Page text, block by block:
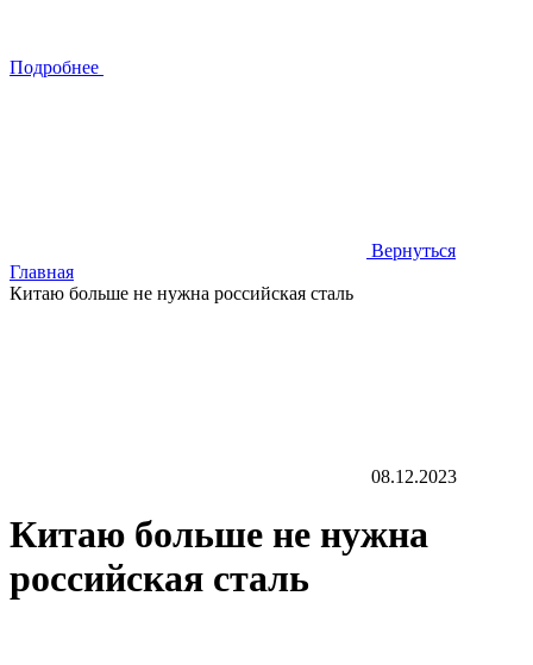
Подробнее
Вернуться
Главная
Китаю больше не нужна российская сталь
08.12.2023
Китаю больше не нужна
российская сталь